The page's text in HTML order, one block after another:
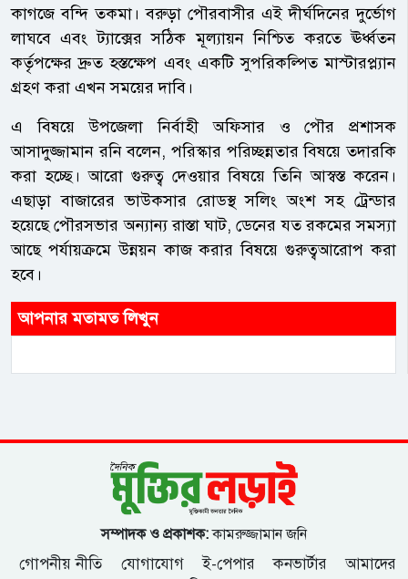
কাগজে বন্দি তকমা। বরুড়া পৌরবাসীর এই দীর্ঘদিনের দুর্ভোগ
লাঘবে এবং ট্যাক্সের সঠিক মূল্যায়ন নিশ্চিত করতে ঊর্ধ্বতন
কর্তৃপক্ষের দ্রুত হস্তক্ষেপ এবং একটি সুপরিকল্পিত মাস্টারপ্ল্যান
গ্রহণ করা এখন সময়ের দাবি।
এ বিষয়ে উপজেলা নির্বাহী অফিসার ও পৌর প্রশাসক
আসাদুজ্জামান রনি বলেন, পরিস্কার পরিচ্ছন্নতার বিষয়ে তদারকি
করা হচ্ছে। আরো গুরুত্ব দেওয়ার বিষয়ে তিনি আস্বস্ত করেন।
এছাড়া বাজারের ভাউকসার রোডস্থ সলিং অংশ সহ ট্রেন্ডার
হয়েছে পৌরসভার অন্যান্য রাস্তা ঘাট, ডেনের যত রকমের সমস্যা
আছে পর্যায়ক্রমে উন্নয়ন কাজ করার বিষয়ে গুরুত্বআরোপ করা
হবে।
আপনার মতামত লিখুন
সম্পাদক ও প্রকাশক:কামরুজ্জামান জনি
গোপনীয় নীতি যোগাযোগ ই-পেপার কনভার্টার
আমাদের